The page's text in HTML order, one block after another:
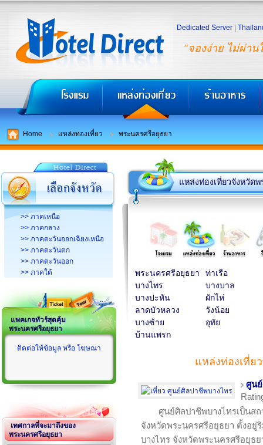
"จองง่าย ไม่ผ่าน
Dedicated Server
Home แหล่งท่องเที่ยว พระนครศรีอยุธยา
>> ภาคเหนือ
>> ภาคกลาง
>> ภาคตะวันออกเฉียงเหนือ
>> ภาคตะวันตก
>> ภาคตะวันออก
>> ภาคใต้
แพคเกจทัวร์สุดคุ้ม
พระนครศรีอยุธยา
ติดต่อให้ข้อมูล หรือ โฆษณา
เทศกาลที่จะมาถึงของ
พระนครศรีอยุธยา
แหล่งท่องเที่ยวจังหวัด
พระนครศรีอยุธยา
ท่าเรือ
บางไทร
บางบาล
บางปะหัน
ผักไห่
ลาดบัวหลวง
วังน้อย
บางซ้าย
อุทัย
บ้านแพรก
แหล่งท่องเที่ย
ศูน
ศูนย์ศิลปาชีพบางไทรเป็นส
จังหวัดพระนครศรีอยุธยา ตั้งอยู่
บางไทร จังหวัดพระนครศรีอยุธ